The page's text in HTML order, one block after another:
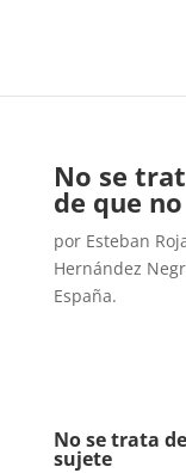
No se
de que
por Esteban
Hernández
España.
No se trata
sujete